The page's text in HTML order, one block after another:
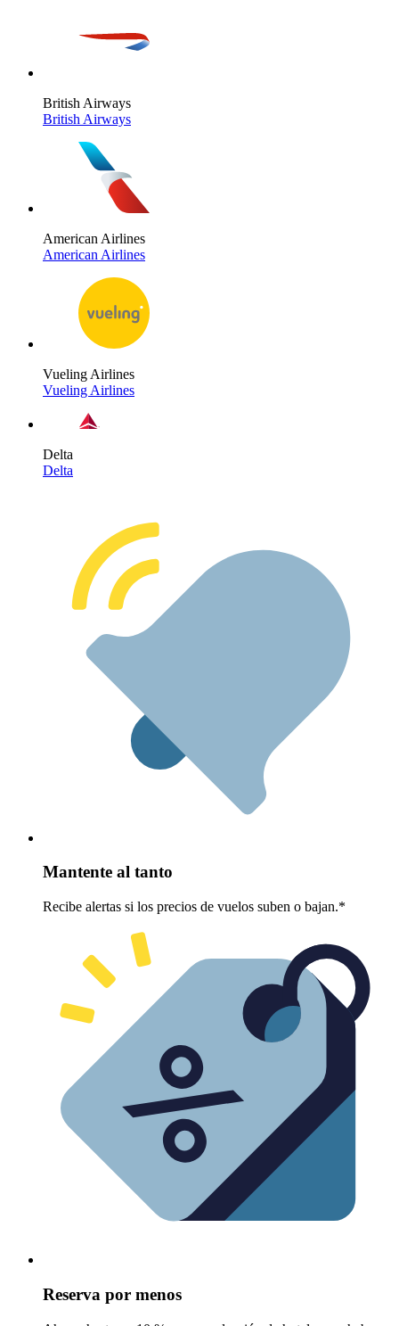
British Airways
British Airways
American Airlines
American Airlines
Vueling Airlines
Vueling Airlines
Delta
Delta
Mantente al tanto
Recibe alertas si los precios de vuelos suben o bajan.*
Reserva por menos